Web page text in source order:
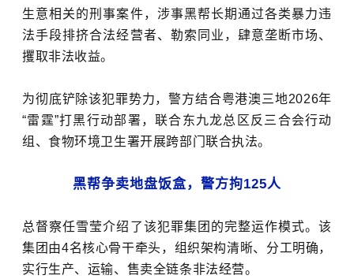
生意相关的刑事案件，涉事黑帮长期通过各类暴力违
法手段排挤合法经营者、勒索同业，肆意垄断市场、
攫取非法收益。
为彻底铲除该犯罪势力，警方结合粤港澳三地2026年
“雷霆”打黑行动部署，联合东九龙总区反三合会行动
组、食物环境卫生署开展跨部门联合执法。
黑帮争卖地盘饭盒，警方拘125人
总督察任雪莹介绍了该犯罪集团的完整运作模式。该
集团由4名核心骨干牵头，组织架构清晰、分工明确，
实行生产、运输、售卖全链条非法经营。